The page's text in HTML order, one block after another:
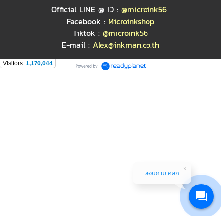
Official LINE @ ID : @microink56
Facebook : Microinkshop
Tiktok : @microink56
E-mail : Alex@inkman.co.th
Visitors: 1,170,044
สอบถาม คลิก